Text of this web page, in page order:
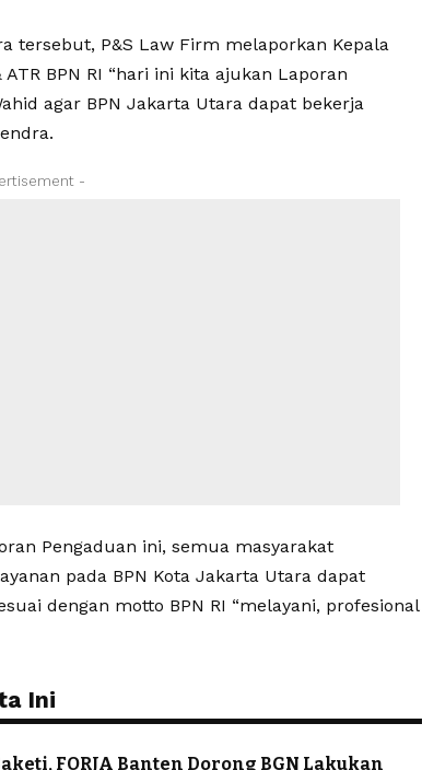
tersebut, P&S Law Firm melaporkan Kepala
BPN RI “hari ini kita ajukan Laporan
agar BPN Jakarta Utara dapat bekerja
-
Pengaduan ini, semua masyarakat
pada BPN Kota Jakarta Utara dapat
dengan motto BPN RI “melayani, profesional
Ini
FORJA Banten Dorong BGN Lakukan